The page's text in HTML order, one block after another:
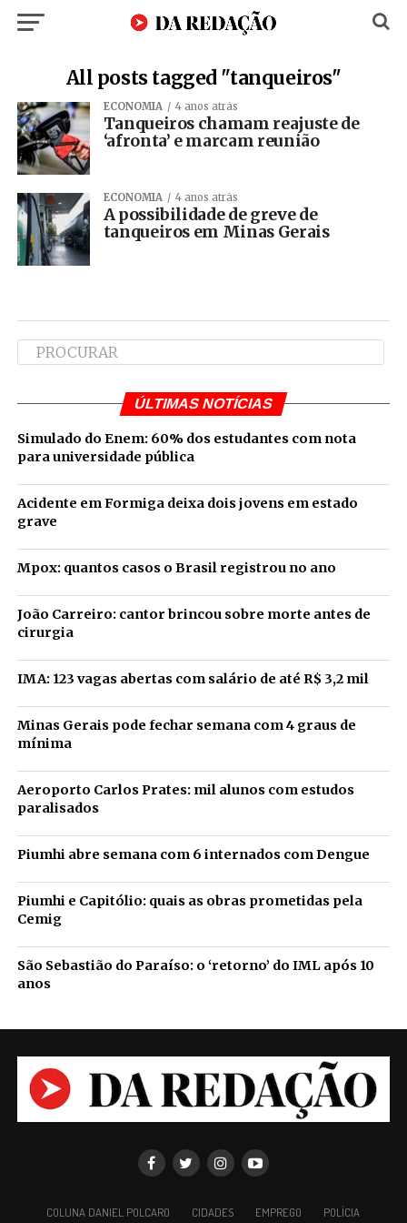
All posts tagged "tanqueiros"
ECONOMIA 4 anos atrás
Tanqueiros chamam reajuste de
‘afronta’ e marcam reunião
ECONOMIA 4 anos atrás
A possibilidade de greve de
tanqueiros em Minas Gerais
ÚLTIMAS NOTÍCIAS
Simulado do Enem: 60% dos estudantes com nota
para universidade pública
Acidente em Formiga deixa dois jovens em estado
grave
Mpox: quantos casos o Brasil registrou no ano
João Carreiro: cantor brincou sobre morte antes de
cirurgia
IMA: 123 vagas abertas com salário de até R$ 3,2 mil
Minas Gerais pode fechar semana com 4 graus de
mínima
Aeroporto Carlos Prates: mil alunos com estudos
paralisados
Piumhi abre semana com 6 internados com Dengue
Piumhi e Capitólio: quais as obras prometidas pela
Cemig
São Sebastião do Paraíso: o ‘retorno’ do IML após 10
anos
COLUNA DANIEL POLCARO CIDADES EMPREGO POLÍCIA